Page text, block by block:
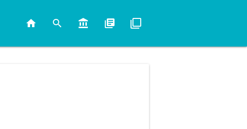
home search account_balance library_books filter_none